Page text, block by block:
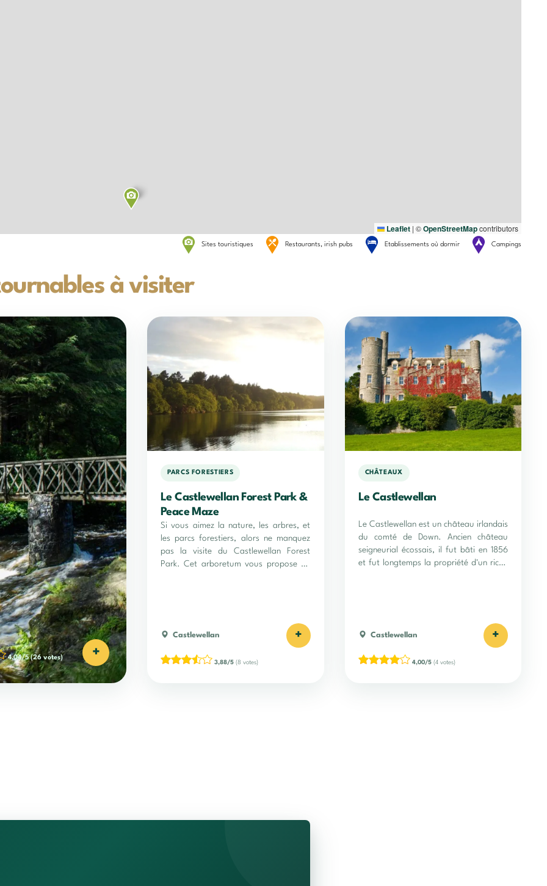
Leaflet | ©OpenStreetMapcontributors
Sites touristiques Restaurants, irish pubs Etablissements où dormir Campings
à visiter
4,04/5(26 votes) +
PARCS FORESTIERS
Le Castlewellan Forest Park &
Peace Maze
Si vous aimez la nature, les arbres, et
les parcs forestiers, alors ne manquez
pas la visite du Castlewellan Forest
Park. Cet arboretum vous propose un
Castlewellan +
3,88/5 (8 votes)
CHÂTEAUX
Le Castlewellan
Le Castlewellan est un château irlandais
du comté de Down. Ancien château
seigneurial écossais, il fut bâti en 1856
et fut longtemps la propriété d'un riche
Castlewellan +
4,00/5(4 votes)